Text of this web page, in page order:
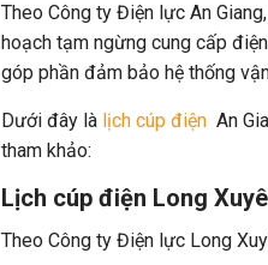
Theo Công ty Điện lực An
hoạch tạm ngừng cung cấp
góp phần đảm bảo hệ thống
Dưới đây là lịch cúp điện An
tham khảo:
Lịch cúp điện Long
Theo Công ty Điện lực Long